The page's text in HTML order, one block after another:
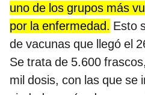
uno de los grupos más
por la enfermedad. Esto
de vacunas que llegó el
Se trata de 5.600
mil dosis, con las que se